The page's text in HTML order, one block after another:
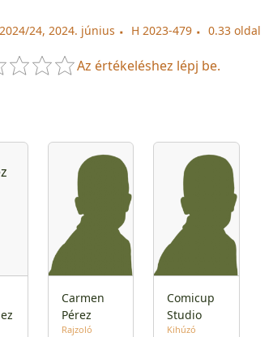
24, 2024. június H 2023-479 0.33 oldal
Az értékeléshez lépj be.
Carmen
Pérez
Rajzoló
Comicup
Studio
Kihúzó